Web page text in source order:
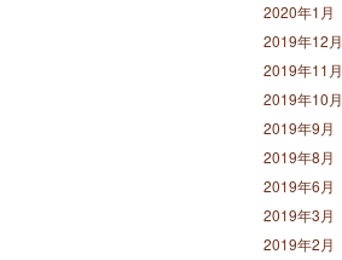
2020年1月
2019年12月
2019年11月
2019年10月
2019年9月
2019年8月
2019年6月
2019年3月
2019年2月